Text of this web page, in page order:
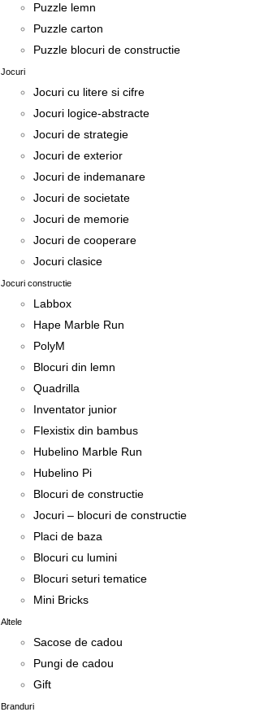
Puzzle lemn
Puzzle carton
Puzzle blocuri de constructie
Jocuri
Jocuri cu litere si cifre
Jocuri logice-abstracte
Jocuri de strategie
Jocuri de exterior
Jocuri de indemanare
Jocuri de societate
Jocuri de memorie
Jocuri de cooperare
Jocuri clasice
Jocuri constructie
Labbox
Hape Marble Run
PolyM
Blocuri din lemn
Quadrilla
Inventator junior
Flexistix din bambus
Hubelino Marble Run
Hubelino Pi
Blocuri de constructie
Jocuri – blocuri de constructie
Placi de baza
Blocuri cu lumini
Blocuri seturi tematice
Mini Bricks
Altele
Sacose de cadou
Pungi de cadou
Gift
Branduri